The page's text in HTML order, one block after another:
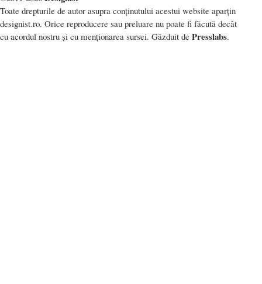
Toate drepturile de autor asupra conținutului acestui website aparțin
designist.ro. Orice reproducere sau preluare nu poate fi făcută decât
cu acordul nostru și cu menționarea sursei. Găzduit de Presslabs.